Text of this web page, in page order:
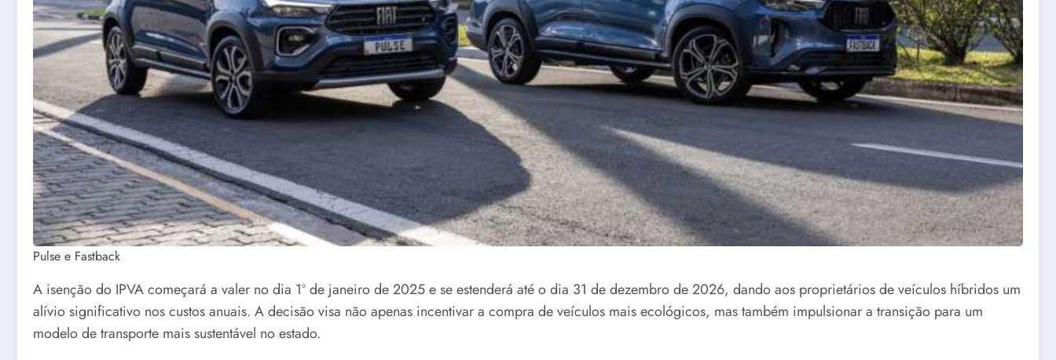
Pulse e Fastback
A isenção do IPVA começará a valer no dia 1º de janeiro de 2025 e se estenderá até o dia 31 de dezembro de 2026, dando aos proprietários de veículos híbridos um
alívio significativo nos custos anuais. A decisão visa não apenas incentivar a compra de veículos mais ecológicos, mas também impulsionar a transição para um
modelo de transporte mais sustentável no estado.